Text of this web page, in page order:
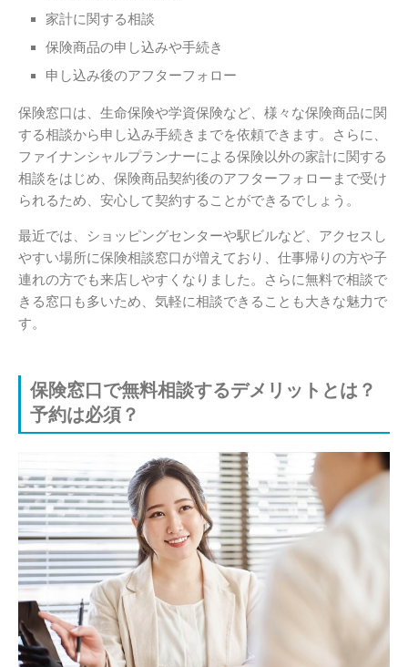
家計に関する相談
保険商品の申し込みや手続き
申し込み後のアフターフォロー
保険窓口は、生命保険や学資保険など、様々な保険商品に関
する相談から申し込み手続きまでを依頼できます。さらに、
ファイナンシャルプランナーによる保険以外の家計に関する
相談をはじめ、保険商品契約後のアフターフォローまで受け
られるため、安心して契約することができるでしょう。
最近では、ショッピングセンターや駅ビルなど、アクセスし
やすい場所に保険相談窓口が増えており、仕事帰りの方や子
連れの方でも来店しやすくなりました。さらに無料で相談で
きる窓口も多いため、気軽に相談できることも大きな魅力で
す。
保険窓口で無料相談するデメリットとは？
予約は必須？